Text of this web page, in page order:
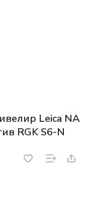
Leica NA
RGK S6-N